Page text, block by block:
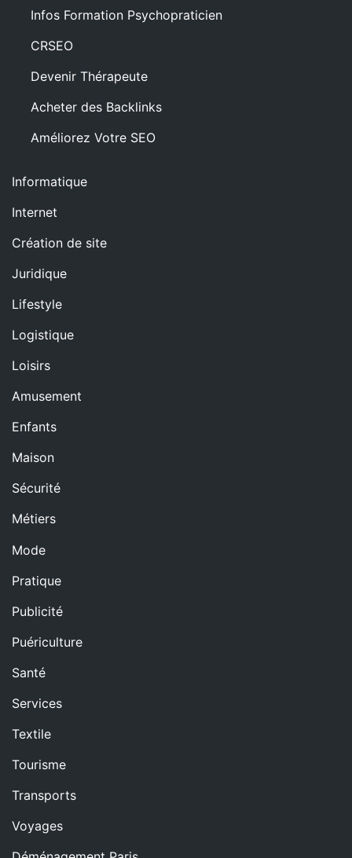
Infos Formation Psychopraticien
CRSEO
Devenir Thérapeute
Acheter des Backlinks
Améliorez Votre SEO
Informatique
Internet
Création de site
Juridique
Lifestyle
Logistique
Loisirs
Amusement
Enfants
Maison
Sécurité
Métiers
Mode
Pratique
Publicité
Puériculture
Santé
Services
Textile
Tourisme
Transports
Voyages